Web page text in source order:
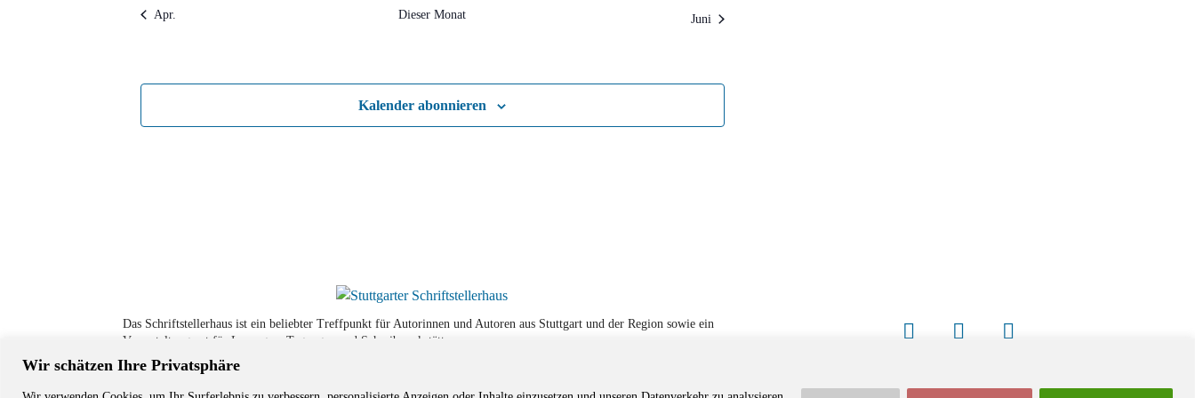
Wir schätzen Ihre Privatsphäre
Apr. Dieser Monat Juni
Kalender abonnieren
Das Schriftstellerhaus ist ein beliebter Treffpunkt für Autorinnen und Autoren aus Stuttgart und der Region sowie ein
Veranstaltungsort für Lesungen, Tagungen und Schreibwerkstätten.